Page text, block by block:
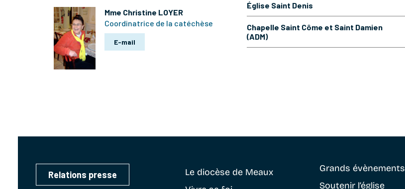
Mme Christine LOYER
Coordinatrice de la catéchèse
E-mail
Église Saint Denis
Chapelle Saint Côme et Saint Damien
(ADM)
Relations presse Le diocèse de Meaux
Grands évènements
Soutenir l’église